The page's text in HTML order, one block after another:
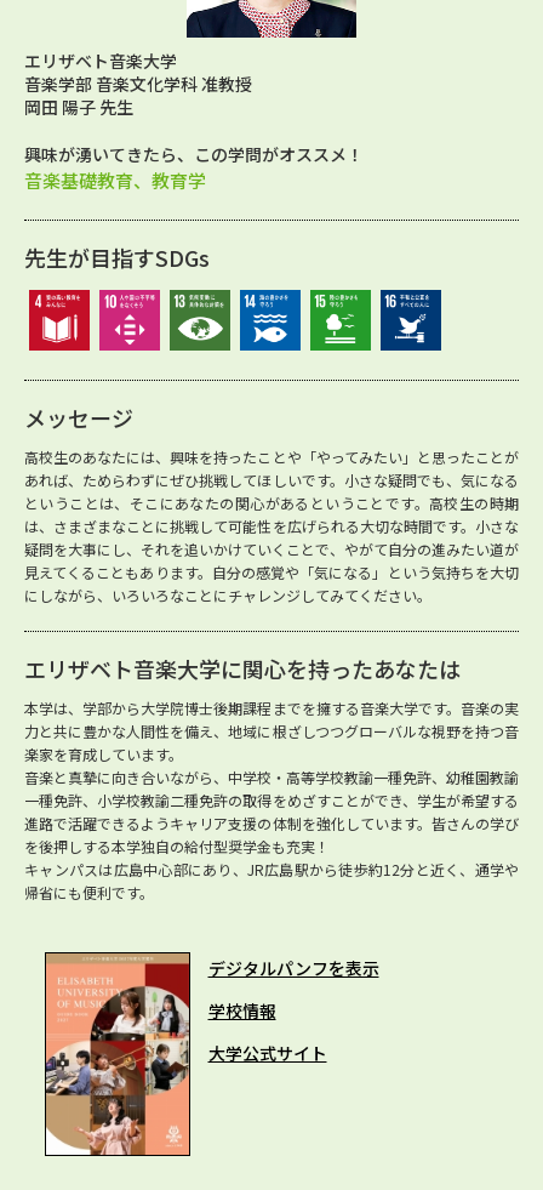
エリザベト音楽大学
音楽学部 音楽文化学科 准教授
岡田 陽子 先生
興味が湧いてきたら、この学問がオススメ！
音楽基礎教育、教育学
先生が目指すSDGs
メッセージ
高校生のあなたには、興味を持ったことや「やってみたい」と思ったことが
あれば、ためらわずにぜひ挑戦してほしいです。小さな疑問でも、気になる
ということは、そこにあなたの関心があるということです。高校生の時期
は、さまざまなことに挑戦して可能性を広げられる大切な時間です。小さな
疑問を大事にし、それを追いかけていくことで、やがて自分の進みたい道が
見えてくることもあります。自分の感覚や「気になる」という気持ちを大切
にしながら、いろいろなことにチャレンジしてみてください。
エリザベト音楽大学に関心を持ったあなたは
本学は、学部から大学院博士後期課程までを擁する音楽大学です。音楽の実
力と共に豊かな人間性を備え、地域に根ざしつつグローバルな視野を持つ音
楽家を育成しています。
音楽と真摯に向き合いながら、中学校・高等学校教諭一種免許、幼稚園教諭
一種免許、小学校教諭二種免許の取得をめざすことができ、学生が希望する
進路で活躍できるようキャリア支援の体制を強化しています。皆さんの学び
を後押しする本学独自の給付型奨学金も充実！
キャンパスは広島中心部にあり、JR広島駅から徒歩約12分と近く、通学や
帰省にも便利です。
デジタルパンフを表示
学校情報
大学公式サイト